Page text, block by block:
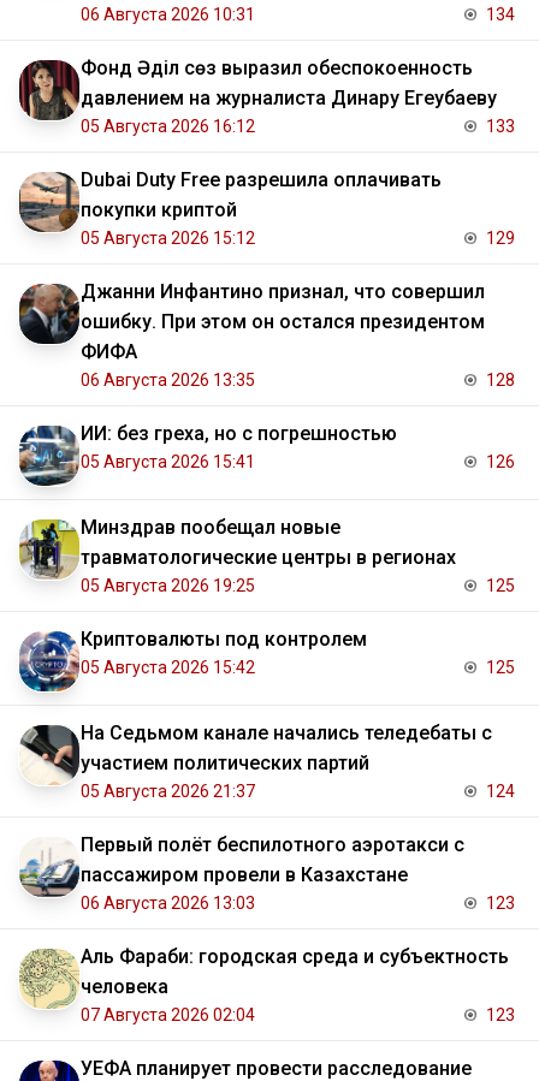
06 Августа 2026 10:31 134
Фонд Әділ сөз выразил обеспокоенность
давлением на журналиста Динару Егеубаеву
05 Августа 2026 16:12 133
Dubai Duty Free разрешила оплачивать
покупки криптой
05 Августа 2026 15:12 129
Джанни Инфантино признал, что совершил
ошибку. При этом он остался президентом
ФИФА
06 Августа 2026 13:35 128
ИИ: без греха, но с погрешностью
05 Августа 2026 15:41 126
Минздрав пообещал новые
травматологические центры в регионах
05 Августа 2026 19:25 125
Криптовалюты под контролем
05 Августа 2026 15:42 125
На Седьмом канале начались теледебаты с
участием политических партий
05 Августа 2026 21:37 124
Первый полёт беспилотного аэротакси с
пассажиром провели в Казахстане
06 Августа 2026 13:03 123
Аль Фараби: городская среда и субъектность
человека
07 Августа 2026 02:04 123
УЕФА планирует провести расследование